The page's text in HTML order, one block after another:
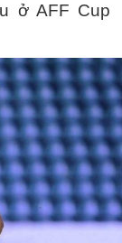
ở AFF Cup